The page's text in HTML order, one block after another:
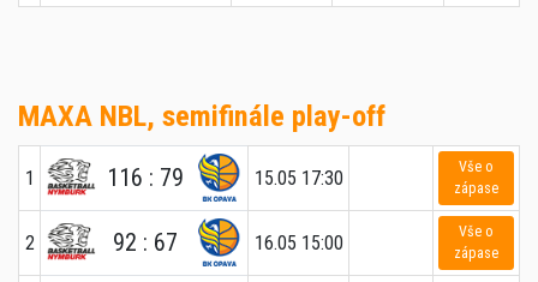
MAXA NBL, semifinále play-off
1 116 : 79 15.05 17:30
Vše o
zápase
2 92 : 67 16.05 15:00
Vše o
zápase